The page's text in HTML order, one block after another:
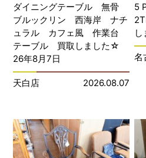
ダイニングテーブル 無骨
ブルックリン 西海岸 ナチ
ュラル カフェ風 作業台
テーブル 買取しました☆
26年8月7日
天白店 2026.08.07
5
名